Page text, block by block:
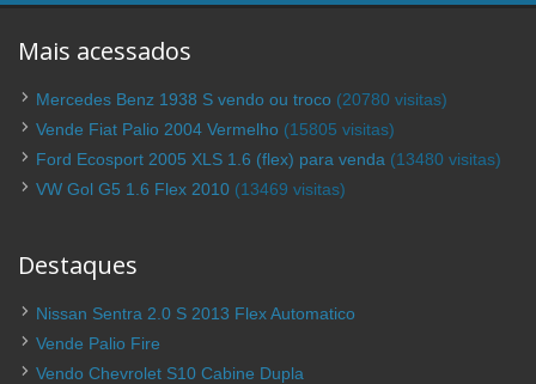
Mais acessados
Mercedes Benz 1938 S vendo ou troco (20780 visitas)
Vende Fiat Palio 2004 Vermelho (15805 visitas)
Ford Ecosport 2005 XLS 1.6 (flex) para venda (13480 visitas)
VW Gol G5 1.6 Flex 2010 (13469 visitas)
Destaques
Nissan Sentra 2.0 S 2013 Flex Automatico
Vende Palio Fire
Vendo Chevrolet S10 Cabine Dupla